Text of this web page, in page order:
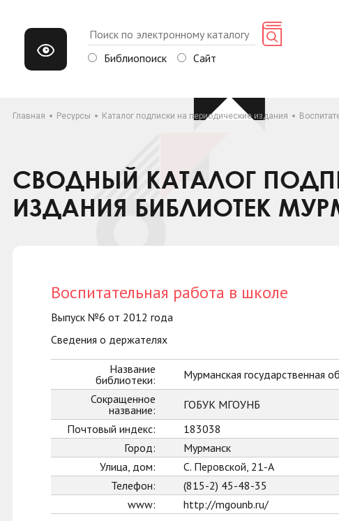
Библиопоиск Сайт
Главная Ресурсы Каталог подписки на периодические издания
СВОДНЫЙ КАТАЛОГ
ИЗДАНИЯ БИБЛИОТЕК
Воспитательная работа в школе
Выпуск №6 от 2012 года
Сведения о держателях
Название
библиотеки:
Мурманская государственная
Сокращенное
название:
ГОБУК МГОУНБ
Почтовый индекс:
183038
Город:
Мурманск
Улица, дом:
С. Перовской, 21-А
Телефон:
(815-2) 45-48-35
www:
http://mgounb.ru/